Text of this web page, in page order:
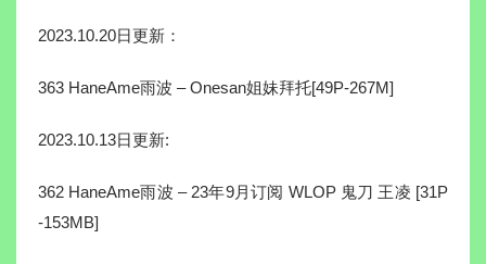
2023.10.20日更新：
363 HaneAme雨波 – Onesan姐妹拜托[49P-267M]
2023.10.13日更新:
362 HaneAme雨波 – 23年9月订阅 WLOP 鬼刀 王凌 [31P
-153MB]